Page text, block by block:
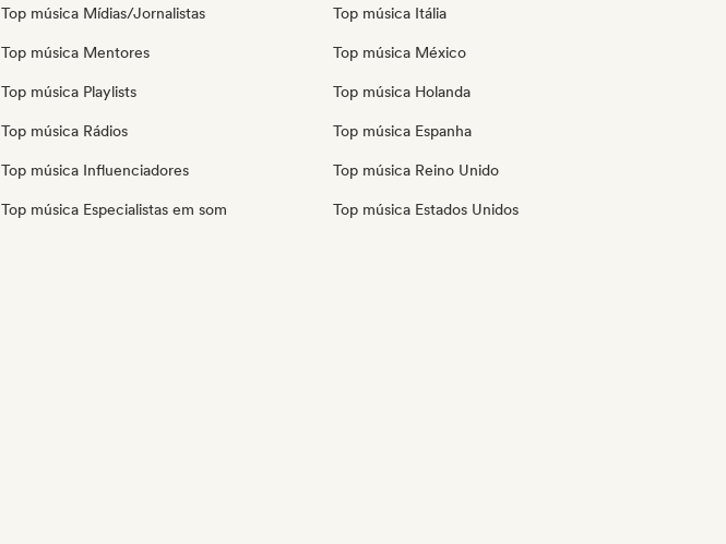
Top música Mídias/Jornalistas
Top música Mentores
Top música Playlists
Top música Rádios
Top música Influenciadores
Top música Especialistas em som
Top música Itália
Top música México
Top música Holanda
Top música Espanha
Top música Reino Unido
Top música Estados Unidos